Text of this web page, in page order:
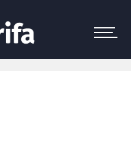
Menu